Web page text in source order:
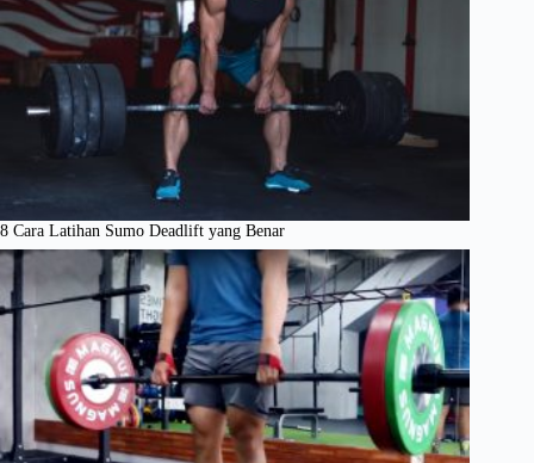
8 Cara Latihan Sumo Deadlift yang Benar